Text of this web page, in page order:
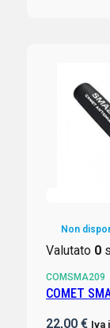
Non
Valutato 0
COMSMA209
COMET
22,00 € Iva